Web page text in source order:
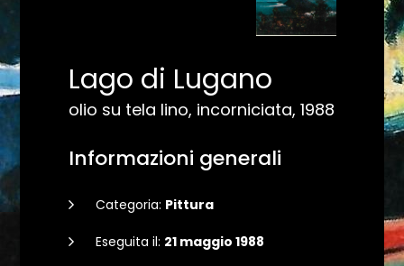
Lago di Lugano
olio su tela lino, incorniciata, 1988
Informazioni generali
Categoria: Pittura
Eseguita il: 21 maggio 1988